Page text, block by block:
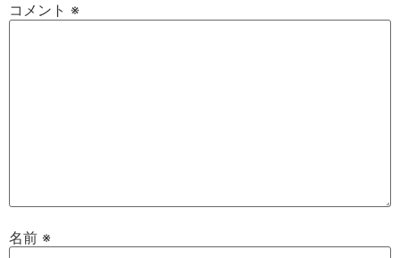
コメント ※
名前 ※